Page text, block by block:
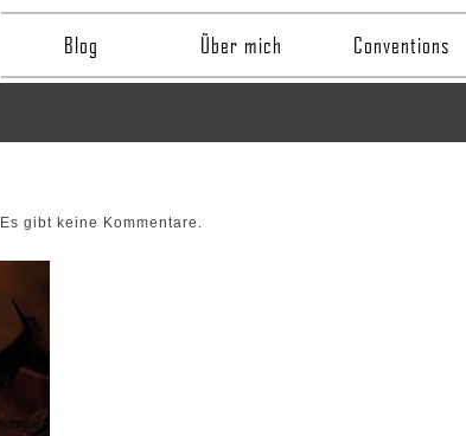
Blog Über mich Conventions
gibt keine Kommentare.